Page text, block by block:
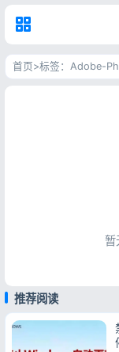
首页>标签：Adobe-
暂
推荐阅读